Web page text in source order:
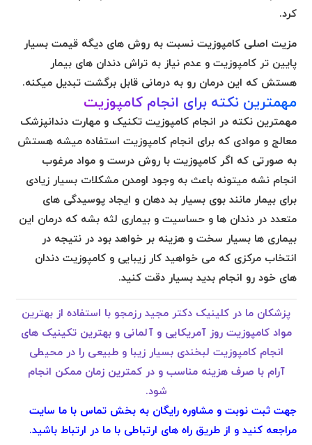
کرد.
مزیت اصلی کامپوزیت نسبت به روش های دیگه قیمت بسیار
پایین تر کامپوزیت و عدم نیاز به تراش دندان های بیمار
هستش که این درمان رو به درمانی قابل برگشت تبدیل میکنه.
مهمترین نکته برای انجام کامپوزیت
مهمترین نکته در انجام کامپوزیت تکنیک و مهارت دندانپزشک
معالج و موادی که برای انجام کامپوزیت استفاده میشه هستش
به صورتی که اگر کامپوزیت با روش درست و مواد مرغوب
انجام نشه میتونه باعث به وجود اومدن مشکلات بسیار زیادی
برای بیمار مانند بوی بسیار بد دهان و ایجاد پوسیدگی های
متعدد در دندان ها و حساسیت و بیماری لثه بشه که درمان این
بیماری ها بسیار سخت و هزینه بر خواهد بود در نتیجه در
انتخاب مرکزی که می خواهید کار زیبایی و کامپوزیت دندان
های خود رو انجام بدید بسیار دقت کنید.
پزشکان ما در کلینیک دکتر مجید رزمجو با استفاده از بهترین
مواد کامپوزیت روز آمریکایی و آلمانی و بهترین تکینیک های
انجام کامپوزیت لبخندی بسیار زیبا و طبیعی را در محیطی
آرام با صرف هزینه مناسب و در کمترین زمان ممکن انجام
شود.
جهت ثبت نوبت و مشاوره رایگان به بخش تماس با ما سایت
مراجعه کنید و از طریق راه های ارتباطی با ما در ارتباط باشید.